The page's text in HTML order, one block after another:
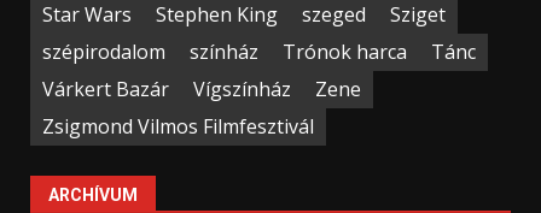
Star Wars
Stephen King szeged
Sziget
szépirodalom
színház Trónok harca
Tánc
Várkert Bazár
Vígszínház
Zene
Zsigmond Vilmos Filmfesztivál
ARCHÍVUM